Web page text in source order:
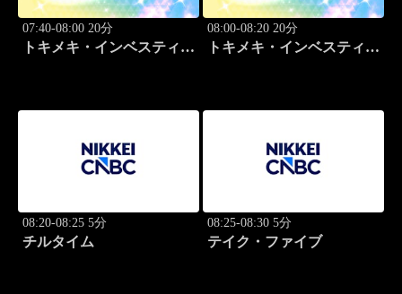
07:40-08:00 20分
トキメキ・インベスティン
08:00-08:20 20分
トキメキ・インベスティン
08:20-08:25 5分
チルタイム
08:25-08:30 5分
テイク・ファイブ